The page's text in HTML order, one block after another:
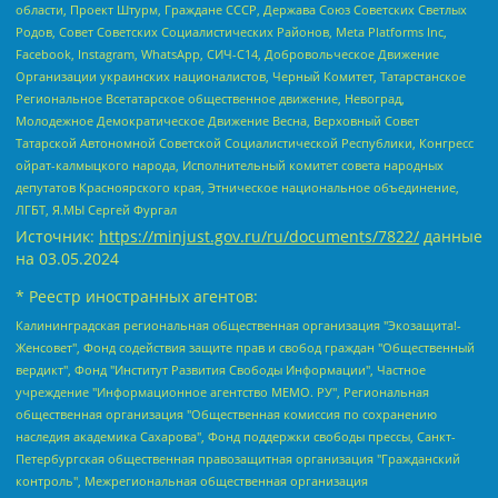
области, Проект Штурм, Граждане СССР, Держава Союз Советских Светлых
Родов, Совет Советских Социалистических Районов, Meta Platforms Inc,
Facebook, Instagram, WhatsApp, СИЧ-С14, Добровольческое Движение
Организации украинских националистов, Черный Комитет, Татарстанское
Региональное Всетатарское общественное движение, Невоград,
Молодежное Демократическое Движение Весна, Верховный Совет
Татарской Автономной Советской Социалистической Республики, Конгресс
ойрат-калмыцкого народа, Исполнительный комитет совета народных
депутатов Красноярского края, Этническое национальное объединение,
ЛГБТ, Я.МЫ Сергей Фургал
Источник: https://minjust.gov.ru/ru/documents/7822/ данные
на 03.05.2024
* Реестр иностранных агентов:
Калининградская региональная общественная организация "Экозащита!-Женсовет", Фонд содействия защите прав и свобод граждан "Общественный вердикт", Фонд "Институт Развития Свободы Информации", Частное учреждение "Информационное агентство МЕМО. РУ", Региональная общественная организация "Общественная комиссия по сохранению наследия академика Сахарова", Фонд поддержки свободы прессы, Санкт-Петербургская общественная правозащитная организация "Гражданский контроль", Межрегиональная общественная организация "Информационно-просветительский центр "Мемориал", Региональный Фонд "Центр Защиты Прав Средств Массовой Информации", с 05.12.2023 Фонд "Центр Защиты Прав Средств массовой информации", Региональная общественная благотворительная организация помощи беженцам и мигрантам "Гражданское содействие", Негосударственное образовательное учреждение дополнительного профессионального образования (повышение квалификации) специалистов "АКАДЕМИЯ ПО ПРАВАМ ЧЕЛОВЕКА", Свердловская региональная общественная организация "Сутяжник", Автономная некоммерческая организация "Центр независимых социологических исследований", Союз общественных объединений "Российский исследовательский центр по правам человека", Региональное общественное учреждение научно-информационный центр "МЕМОРИАЛ", Некоммерческая организация "Фонд защиты гласности", Автономная некоммерческая организация "Институт прав человека", Городская общественная организация "Екатеринбургское общество "МЕМОРИАЛ", Городская общественная организация "Рязанское историко-просветительское и правозащитное общество "Мемориал" (Рязанский Мемориал), Челябинский региональный орган общественной самодеятельности – женское общественное объединение "Женщины Евразии", Челябинский региональный орган общественной самодеятельности "Уральская правозащитная группа", Фонд содействия защите здоровья и социальной справедливости имени Андрея Рылькова, Автономная Некоммерческая Организация "Аналитический Центр Юрия Левады", Автономная некоммерческая организация социальной поддержки населения "Проект Апрель", Региональная общественная организация помощи женщинам и детям, находящимся в кризисной ситуации "Информационно-методический центр "Анна", Фонд содействия развитию массовых коммуникаций и правовому просвещению "Так-так-Так", Фонд содействия устойчивому развитию "Серебряная тайга", Свердловский региональный общественный фонд социальных проектов "Новое время", "Idel.Реалии", Кавказ.Реалии, Крым.Реалии, Телеканал Настоящее Время, Татаро-башкирская служба Радио Свобода (Azatliq Radiosi), Радио Свободная Европа/Радио Свобода (PCE/PC), "Сибирь.Реалии", "Фактограф", Благотворительный фонд помощи осужденным и их семьям, Автономная некоммерческая организация "Институт глобализации и социальных движений", Фонд "В защиту прав заключенных", Частное учреждение "Центр поддержки и содействия развитию средств массовой информации", Пензенский региональный общественный благотворительный фонд "Гражданский союз", "Север.Реалии", Некоммерческая организация Фонд "Правовая инициатива", Общество с ограниченной ответственностью "Радио Свободная Европа/Радио Свобода", Чешское информационное агентство "MEDIUM-ORIENT", Красноярская региональная общественная организация "Мы против СПИДа", Камалягин Денис Николаевич, Маркелов Сергей Евгеньевич, Пономарев Лев Александрович, Савицкая Людмила Алексеевна, Автономная некоммерческая организация "Центр по работе с проблемой насилия "НАСИЛИЮ.НЕТ", Межрегиональный профессиональный союз работников здравоохранения "Альянс врачей", Юридическое лицо, зарегистрированное в Латвийской Республике, SIA "Medusa Project" (регистрационный номер 40103797863, дата регистрации 10.06.2014), Некоммерческая организация "Фонд по борьбе с коррупцией", Автономная некоммерческая организация "Институт права и публичной политики", Баданин Роман Сергеевич, Гликин Максим Александрович, Железнова Мария Михайловна, Лукьянова Юлия Сергеевна, Маетная Елизавета Витальевна, Маняхин Петр Борисович, Чуракова Ольга Владимировна, Ярош Юлия Петровна, Юридическое лицо "The Insider SIA", зарегистрированное в Риге, Латвийская Республика (дата регистрации 26.06.2015), являющееся администратором доменного имени интернет-издания "The Insider SIA", https://theins.ru, Постернак Алексей Евгеньевич, Рубин Михаил Аркадьевич, Анин Роман Александрович, Юридическое лицо Istories fonds, зарегистрированное в Латвийской Республике (регистрационный номер 50008295751, дата регистрации 24.02.2020), Великовский Дмитрий Александрович, Долинина Ирина Николаевна, Мароховская Алеся Алексеевна, Шлейнов Роман Юрьевич, Шмагун Олеся Валентиновна, Общество с ограниченной ответственностью "Альтаир 2021", Общество с ограниченной ответственностью "Вега 2021", Общество с ограниченной ответственностью "Главный редактор 2021", Общество с ограниченной ответственностью "Ромашки монолит", Важенков Артем Валерьевич, Ивановская областная общественная организация "Центр гендерных исследований", Гурман Юрий Альбертович, Медиапроект "ОВД-Инфо", Егоров Владимир Владимирович, Жилинский Владимир Александрович, Общество с ограниченной ответственностью "ЗП", Иванова София Юрьевна, Карезина Инна Павловна, Кильтау Екатерина Викторовна, Петров Алексей Викторович, Пискунов Сергей Евгеньевич, Смирнов Сергей Сергеевич, Тихонов Михаил Сергеевич, Общество с ограниченной ответственностью "ЖУРНАЛИСТ-ИНОСТРАННЫЙ АГЕНТ", Арапова Галина Юрьевна, Вольтская Татьяна Анатольевна, Американская компания "Mason G.E.S. Anonymous Foundation" (США), являющаяся владельцем интернет-издания https://mnews.world/, Компания "Stichting Bellingcat", зарегистрированная в Нидерландах (дата регистрации 11.07.2018), Захаров Андрей Вячеславович, Клепиковская Екатерина Дмитриевна, Общество с ограниченной ответственностью "МЕМО", Перл Роман Александрович, Симонов Евгений Алексеевич, Соловьева Елена Анатольевна, Сотников Даниил Владимирович, Сурначева Елизавета Дмитриевна, Автономная некоммерческая организация по защите прав человека и информированию населения "Якутия – Наше Мнение", Общество с ограниченной ответственностью "Москоу диджитал медиа", с 26.01.2023 Общество с ограниченной ответственностью "Чайка Белые сады", Ветошкина Валерия Валерьевна, Заговора Максим Александрович, Межрегиональное общественное движение "Российская ЛГБТ - сеть", Оленичев Максим Владимирович, Павлов Иван Юрьевич, Скворцова Елена Сергеевна, Общество с ограниченной ответственностью "Как бы инагент", Кочетков Игорь Викторович, Общество с ограниченной ответственностью "Честные выборы", Еланчик Олег Александрович, Общество с ограниченной ответственностью "Нобелевский призыв", Гималова Регина Эмилевна, Григорьев Андрей Валерьевич, Григорьева Алина Александровна, Ассоциация по содействию защите прав призывников, альтернативнослужащих и военнослужащих "Правозащитная группа "Гражданин.Армия.Право", Хисамова Регина Фаритовна, Автономная некоммерческая организация по реализации социально-правовых программ "Лилит", Дальневосточное общественное движение "Маяк", Санкт-Петербургская ЛГБТ-инициативная группа "Выход", Инициативная группа ЛГБТ+ "Реверс", Алексеев Андрей Викторович, Бекбулатова Таисия Львовна, Беляев Иван Михайлович, Владыкина Елена Сергеевна, Гельман Марат Александрович, Никульшина Вероника Юрьевна, Толоконникова Надежда Андреевна, Шендерович Виктор Анатольевич, Общество с ограниченной ответственностью "Данное сообщение", Общество с ограниченной ответственностью Издательский дом "Новая глава", Айнбиндер Александра Александровна, Московский комьюнити-центр для ЛГБТ+инициатив, Благотворительный фонд развития филантропии, Deutsche Welle (Германия, Kurt-Schumacher-Strasse 3, 53113 Bonn), Борзунова Мария Михайловна, Воробьев Виктор Викторович, Голубева Анна Львовна, Константинова Алла Михайловна, Малкова Ирина Владимировна, Мурадов Мурад Абдулгалимович, Осетинская Елизавета Николаевна, Понасенков Евгений Николаевич, Ганапольский Матвей Юрьевич, Киселев Евгений Алексеевич, Борухович Ирина Григорьевна, Дремин Иван Тимофеевич, Дубровский Дмитрий Викторович, Красноярская региональная общественная организация поддержки и развития альтернативных образовательных технологий и межкультурных коммуникаций "ИНТЕРРА", Маяковская Екатерина Алексеевна, Фейгин Марк Захарович, Филимонов Андрей Викторович, Дзугкоева Регина Николаевна, Доброхотов Роман Александрович, Дудь Юрий Александрович, Елкин Сергей Владимирович, Кругликов Кирилл Игоревич, Сабунаева Мария Леонидовна, Семенов Алексей Владимирович, Шаинян Карен Багратович, Шульман Екатерина Михайловна, Асафьев Артур Валерьевич, Вахштайн Виктор Семенович, Венедиктов Алексей Алексеевич, Лушникова Екатерина Евгеньевна, Волков Леонид Михайлович, Невзоров Александр Глебович, Пархоменко Сергей Борисович, Сироткин Ярослав Николаевич, Кара-Мурза Владимир Владимирович, Баранова Наталья Владимировна, Гозман Леонид Яковлевич, Кагарлицкий Борис Юльевич, Климарев Михаил Валерьевич, Милов Владимир Станиславович, Автономная некоммерческая организация Краснодарский центр современного искусства "Типография", Моргенштерн Алишер Тагирович, Соболь Любовь Эдуардовна, Общество с ограниченной ответственностью "ЛИЗА НОРМ", Каспаров Гарри Кимович, Ходорковский Михаил Борисович, Общество с ограниченной ответственностью "Апрельские тезисы", Данилович Ирина Брониславовна, Кашин Олег Владимирович, Петров Николай Владимирович, Пивоваров Алексей Владимирович, Соколов Михаил Владимирович, Цветкова Юлия Владимировна, Чичваркин Евгений Александрович, Комитет против пыток/Команда против пыток, Общество с ограниченной ответственностью "Первый научный", Общество с ограниченной ответственностью "Вертолет и ко", Белоцерковская Вероника Борисовна, Кац Максим Евгеньевич, Лазарева Татьяна Юрьевна, Шаведдинов Руслан Табризович, Яшин Илья Валерьевич, Общество с ограниченной ответственностью "Иноагент ААВ", Алешковский Дмитрий Петрович, Альбац Евгения Марковна, Быков Дмитрий Львович, Галямина Юлия Евгеньевна, Лойко Сергей Леонидович, Мартынов Кирилл Константинович, Медведев Сергей Александрович, Крашенинников Федор Геннадиевич, Гордеева Катерина Вл